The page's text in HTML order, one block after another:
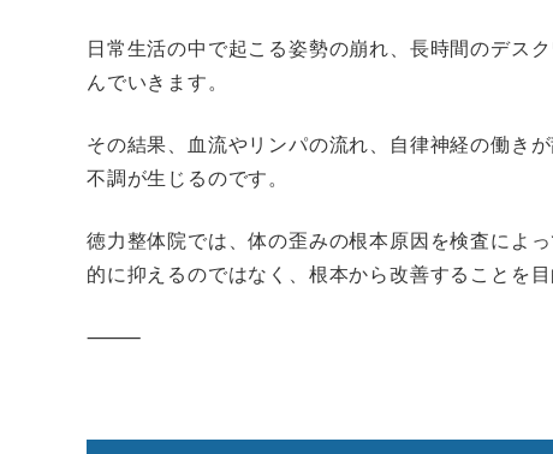
日常生活の中で起こる姿勢の崩れ、長時間のデス
んでいきます。
その結果、血流やリンパの流れ、自律神経の働き
不調が生じるのです。
徳力整体院では、体の歪みの根本原因を検査によ
的に抑えるのではなく、根本から改善することを
⸻